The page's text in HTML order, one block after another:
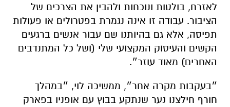
לאזרח, בולטות ונוכחות ולהבין את הצרכים של
הציבור. עבודה זו אינה נגמרת בפטרולים או פעולות
תפיסה, אלא גם בהיותנו שם עבור אנשים ברגעים
הקשים והעיסוק המקצועי שלי (ושל כל המתנדבים
האחרים) מאוד עוזר״.
״בעקבות מקרה אחר״, ממשיכה לוי, ״במהלך
חורף חילצנו נער שנתקע בבוץ עם אופניו בפארק